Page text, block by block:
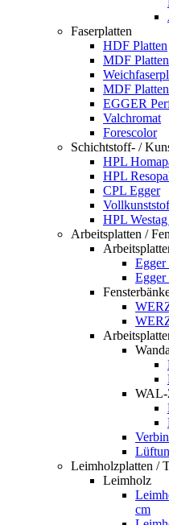
Faserplatten
HDF Platten
MDF
MDF
EGGER
Valchromat
Forescolor
Schichtstoff- /
HPL
HPL
CPL Egger
HPL
Arbeitsplatten /
Egger
Egger
WAL-
Leimholzplatten /
Leimholz
cm